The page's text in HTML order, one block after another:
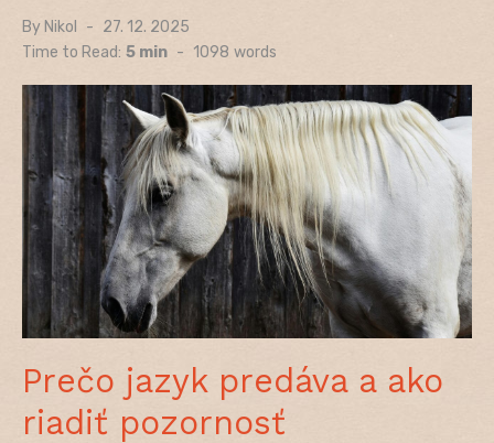
By Nikol
Posted
on
27. 12. 2025
Time to Read: 5 min - 1098 words
Prečo jazyk predáva a ako
riadiť pozornosť